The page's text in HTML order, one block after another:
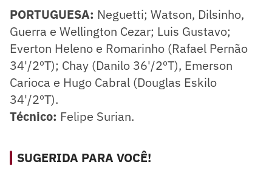
PORTUGUESA: Neguetti; Watson, Dilsinho,
Guerra e Wellington Cezar; Luis Gustavo;
Everton Heleno e Romarinho (Rafael Pernão
34'/2ºT); Chay (Danilo 36'/2ºT), Emerson
Carioca e Hugo Cabral (Douglas Eskilo
34'/2ºT).
Técnico: Felipe Surian.
SUGERIDA PARA VOCÊ!